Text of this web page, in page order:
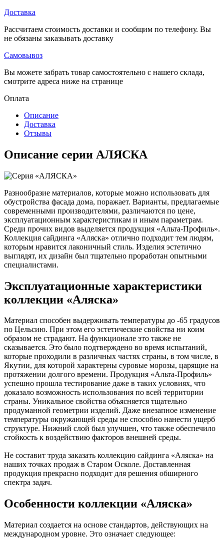
Доставка
Рассчитаем стоимость доставки и сообщим по телефону. Вы
не обязаны заказывать доставку
Самовывоз
Вы можете забрать товар самостоятельно с нашего склада,
смотрите адреса ниже на странице
Оплата
Описание
Доставка
Отзывы
Описание серии АЛЯСКА
Разнообразие материалов, которые можно использовать для
обустройства фасада дома, поражает. Варианты, предлагаемые
современными производителями, различаются по цене,
эксплуатационным характеристикам и иным параметрам.
Среди прочих видов выделяется продукция «Альта-Профиль».
Коллекция сайдинга «Аляска» отлично подходит тем людям,
которым нравится лаконичный стиль. Изделия эстетично
выглядят, их дизайн был тщательно проработан опытными
специалистами.
Эксплуатационные характеристики
коллекции «Аляска»
Материал способен выдерживать температуры до -65 градусов
по Цельсию. При этом его эстетические свойства ни коим
образом не страдают. На функционале это также не
сказывается. Это было подтверждено во время испытаний,
которые проходили в различных частях страны, в том числе, в
Якутии, для которой характерны суровые морозы, царящие на
протяжении долгого времени. Продукция «Альта-Профиль»
успешно прошла тестирование даже в таких условиях, что
доказало возможность использования по всей территории
страны. Уникальное свойства объясняется тщательно
продуманной геометрии изделий. Даже внезапное изменение
температуры окружающей среды не способно нанести ущерб
структуре. Нижний слой был улучшен, что также обеспечило
стойкость к воздействию факторов внешней среды.
Не составит труда заказать коллекцию сайдинга «Аляска» на
наших точках продаж в Старом Осколе. Доставленная
продукция прекрасно подходит для решения обширного
спектра задач.
Особенности коллекции «Аляска»
Материал создается на основе стандартов, действующих на
международном уровне. Это означает следующее: